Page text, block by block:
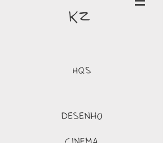
kz
HQs
desenho
cinema